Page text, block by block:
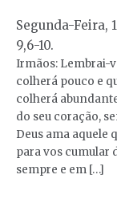
Segunda-Feira,
9,6-10.
Irmãos: Lembrai-
colherá pouco e
colherá
do seu coração,
Deus ama aquele
para vos cumular
sempre e em […]